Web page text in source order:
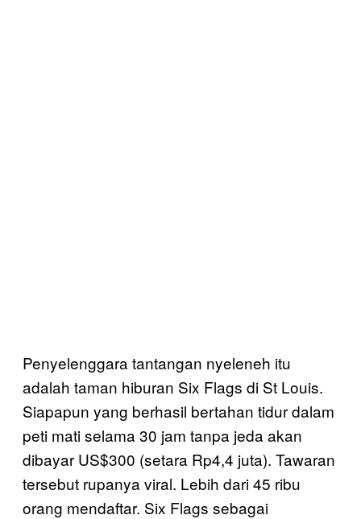
Penyelenggara tantangan nyeleneh itu
adalah taman hiburan Six Flags di St Louis.
Siapapun yang berhasil bertahan tidur dalam
peti mati selama 30 jam tanpa jeda akan
dibayar US$300 (setara Rp4,4 juta). Tawaran
tersebut rupanya viral. Lebih dari 45 ribu
orang mendaftar. Six Flags sebagai